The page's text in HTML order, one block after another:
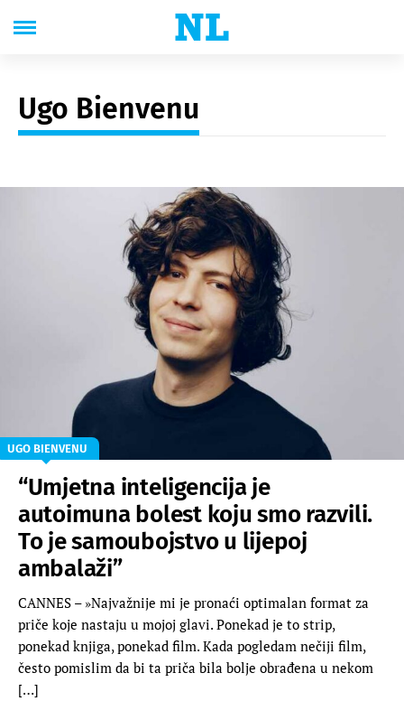
Ugo Bienvenu
UGO BIENVENU
“Umjetna inteligencija je
autoimuna bolest koju smo razvili.
To je samoubojstvo u lijepoj
ambalaži”
CANNES – »Najvažnije mi je pronaći optimalan format za
priče koje nastaju u mojoj glavi. Ponekad je to strip,
ponekad knjiga, ponekad film. Kada pogledam nečiji film,
često pomislim da bi ta priča bila bolje obrađena u nekom
[…]